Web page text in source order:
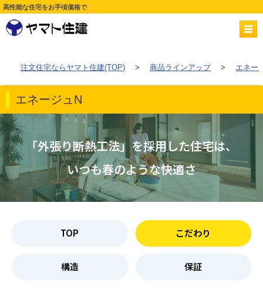
高性能な住宅をお手頃価格で
注文住宅ならヤマト住建(TOP) > 商品ラインアップ > エネー
エネージュN
「外張り断熱工法」を採用した住宅は、
いつも春のような快適さ
TOP こだわり
構造 保証